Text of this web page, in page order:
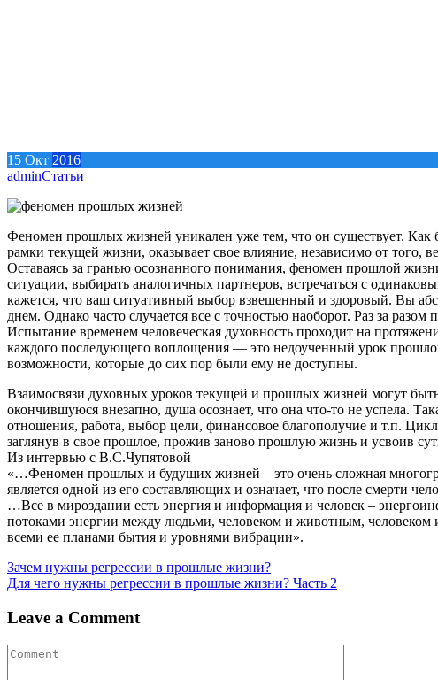
15 Окт 2016
adminСтатьи
Феномен прошлых жизней уникален уже тем, что он существует. Как
рамки текущей жизни, оказывает свое влияние, независимо от того,
Оставаясь за гранью осознанного понимания, феномен прошлой
ситуации, выбирать аналогичных партнеров, встречаться с
кажется, что ваш ситуативный выбор взвешенный и здоровый. Вы
днем. Однако часто случается все с точностью наоборот. Раз за
Испытание временем человеческая духовность проходит на
каждого последующего воплощения — это недоученный урок
возможности, которые до сих пор были ему не доступны.
Взаимосвязи духовных уроков текущей и прошлых жизней могут
окончившуюся внезапно, душа осознает, что она что-то не успела.
отношения, работа, выбор цели, финансовое благополучие и т.п.
заглянув в свое прошлое, прожив заново прошлую жизнь и усвоив
Из интервью с В.С.Чупятовой
«…Феномен прошлых и будущих жизней – это очень сложная
является одной из его составляющих и означает, что после смерти
…Все в мироздании есть энергия и информация и человек –
потоками энергии между людьми, человеком и животным,
всеми ее планами бытия и уровнями вибрации».
Навигация
по
записям
Зачем нужны регрессии в прошлые жизни?
Для чего нужны регрессии в прошлые жизни? Часть 2
Leave a Comment